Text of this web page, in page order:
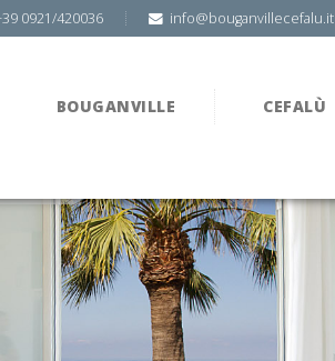
0921/420036 info@bouganvillecefalu.it
BOUGANVILLE CEFALÙ